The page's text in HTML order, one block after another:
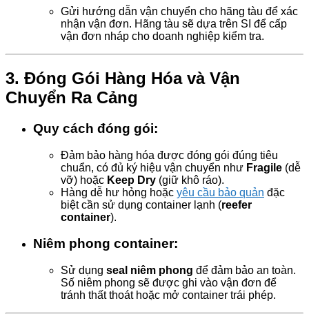
Gửi hướng dẫn vận chuyển cho hãng tàu để xác
nhận vận đơn. Hãng tàu sẽ dựa trên SI để cấp
vận đơn nháp cho doanh nghiệp kiểm tra.
3. Đóng Gói Hàng Hóa và Vận
Chuyển Ra Cảng
Quy cách đóng gói:
Đảm bảo hàng hóa được đóng gói đúng tiêu
chuẩn, có đủ ký hiệu vận chuyển như Fragile (dễ
vỡ) hoặc Keep Dry (giữ khô ráo).
Hàng dễ hư hỏng hoặc yêu cầu bảo quản đặc
biệt cần sử dụng container lạnh (reefer
container).
Niêm phong container:
Sử dụng seal niêm phong để đảm bảo an toàn.
Số niêm phong sẽ được ghi vào vận đơn để
tránh thất thoát hoặc mở container trái phép.